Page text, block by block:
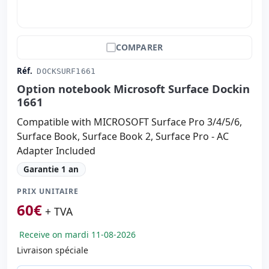
COMPARER
Réf. DOCKSURF1661
Option notebook Microsoft Surface Dockin
1661
Compatible with MICROSOFT Surface Pro 3/4/5/6,
Surface Book, Surface Book 2, Surface Pro - AC
Adapter Included
Garantie 1 an
PRIX UNITAIRE
60€ + TVA
Receive on mardi 11-08-2026
Livraison spéciale